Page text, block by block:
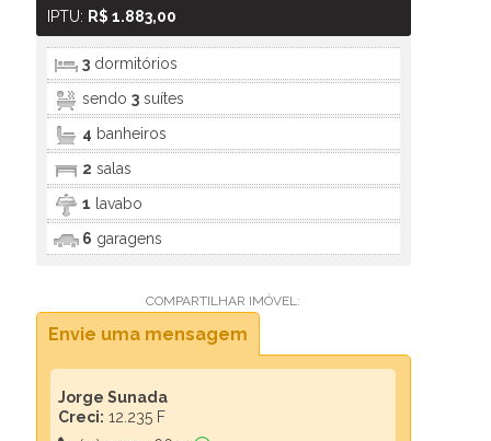
IPTU: R$ 1.883,00
3 dormitórios
sendo3 suítes
4 banheiros
2 salas
1 lavabo
6 garagens
COMPARTILHAR IMÓVEL:
Envie uma mensagem
Jorge Sunada
Creci: 12.235 F